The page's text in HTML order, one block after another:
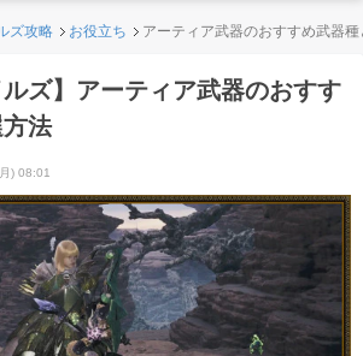
ズ攻略 お役立ち アーティア武器のおすすめ武器
ルズ】アーティア武器のおすす
法
) 08:01